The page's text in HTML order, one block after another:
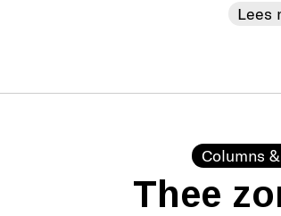
Lees
Columns
Thee